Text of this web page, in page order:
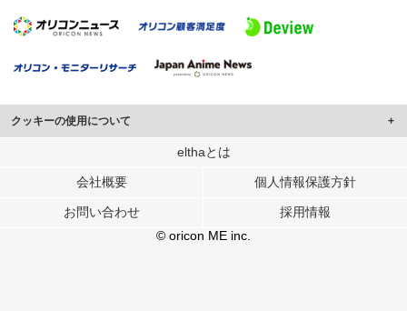
クッキーの使用について
このサイトでは Cookie を使用して、ユーザーに合わせたコンテンツや広告の
行っています。
メディアや広告配信、データ解析の各パートナーに提供しています。
各パートナーは、この情報とユーザーが各パートナーに提供した他の情報や、
ユーザーが各パートナーのサービスを使用したときに収集した他の情報を組み
elthaとは
会社概要 個人情報保護方針
お問い合わせ
採用情報
© oricon ME inc.